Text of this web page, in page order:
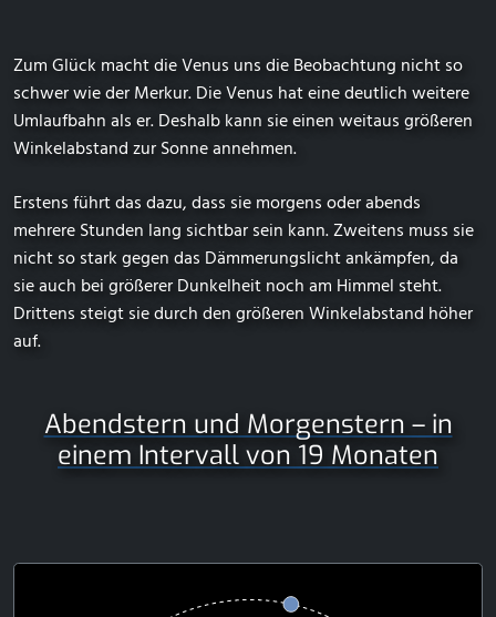
Zum Glück macht die Venus uns die Beobachtung nicht so
schwer wie der Merkur. Die Venus hat eine deutlich weitere
Umlaufbahn als er. Deshalb kann sie einen weitaus größeren
Winkelabstand zur Sonne annehmen.
Erstens führt das dazu, dass sie morgens oder abends
mehrere Stunden lang sichtbar sein kann. Zweitens muss sie
nicht so stark gegen das Dämmerungslicht ankämpfen, da
sie auch bei größerer Dunkelheit noch am Himmel steht.
Drittens steigt sie durch den größeren Winkelabstand höher
auf.
Abendstern und Morgenstern – in
einem Intervall von 19 Monaten